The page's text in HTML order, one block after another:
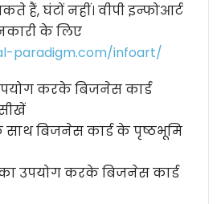
हैं, घंटों नहीं। वीपी इन्फोआर्ट
के लिए
paradigm.com/infoart/
करके बिजनेस कार्ड
साथ बिजनेस कार्ड के पृष्ठभूमि
उपयोग करके बिजनेस कार्ड